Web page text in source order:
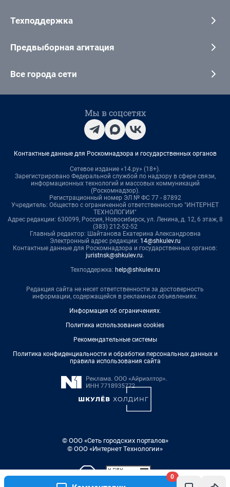
0
Техподдержка
Предвыборная агитация
Все города сети
Мы в соцсетях
Контактные данные для Роскомнадзора и государственных органов
Сетевое издание «14.ру» (18+).
Зарегистрировано Федеральной службой по надзору в сфере связи,
информационных технологий и массовых коммуникаций
(Роскомнадзор).
Регистрационный номер ЭЛ № ФС 77 - 87892
Учредитель: Общество с ограниченной ответственностью "ИНТЕРНЕТ
ТЕХНОЛОГИИ"
Адрес редакции: 630099, Россия, Новосибирск, ул. Ленина, д. 12, 6 этаж, 8
(383) 212-52-52
Главный редактор: Шайтанова Екатерина Александровна
Электронный адрес редакции: 14@shkulev.ru
Контактные данные для Роскомнадзора и государственных органов:
juristnsk@shkulev.ru.
Техподдержка: help@shkulev.ru
Редакция сайта не несет ответственности за достоверность
информации, содержащейся в рекламных объявлениях.
Информация об ограничениях.
Политика использования cookies
Рекомендательные системы
Политика конфиденциальности и обработки персональных данных и
правила использования сайта
© ООО «Сеть городских порталов»
© ООО «Интернет Технологии»